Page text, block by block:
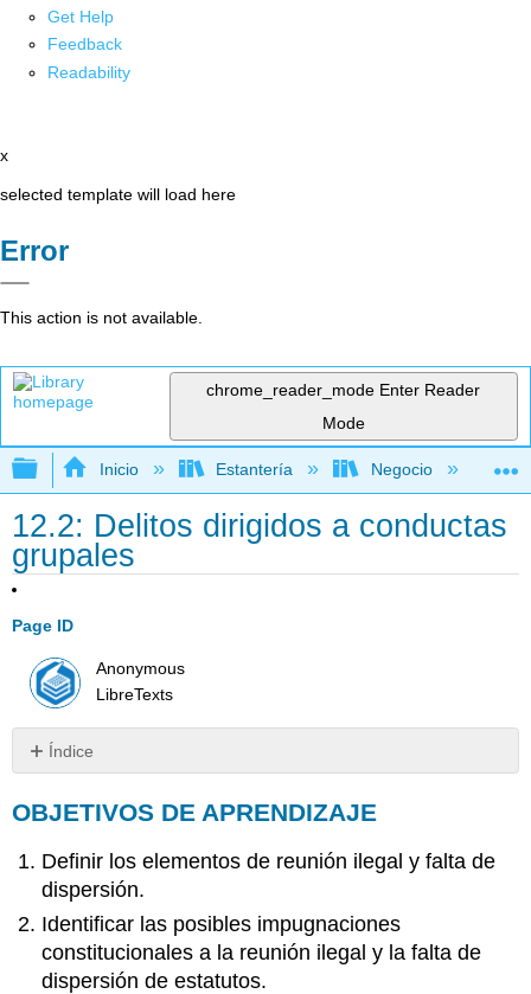
Get Help
Feedback
Readability
x
selected template will load here
Error
This action is not available.
chrome_reader_mode Enter Reader
Mode
Expandir/contraer jerarquía global
Inicio Estantería Negocio
12.2: Delitos dirigidos a conductas
grupales
Page ID
Anonymous
LibreTexts
Índice
DE
Reunión
Ilícita
Falta
de
Dispersión
OBJETIVOS DE APRENDIZAJE
Definir los elementos de reunión ilegal y falta de
dispersión.
Identificar las posibles impugnaciones
constitucionales a la reunión ilegal y la falta de
dispersión de estatutos.